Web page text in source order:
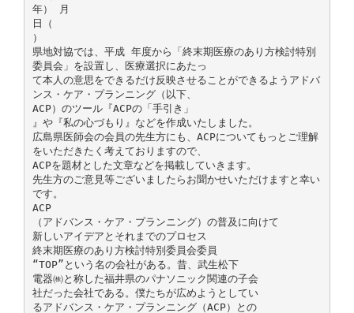
年） 月
日（
）
県地対協では、平成 年度から「終末期医療のあり方検討特別
委員会」を設置し、医療選択にあたっ
て本人の意思をできるだけ反映させることができるようアドバ
ンス・ケア・プランニング（以下、
ACP）のツール『ACPの「手引き」
』や『私の心づもり』などを作成いたしました。
広島県医師会の会員の先生方にも、ACPについてもっとご理解
をいただきたく考えておりますので、
ACPを題材とした文章などを掲載していきます。
先生方のご意見等ございましたらお聞かせいただけますと幸い
です。
ACP
（アドバンス・ケア・プランニング）の普及に向けて
新しいアイデアとそれまでのプロセス
終末期医療のあり方検討特別委員会委員
“TOP”という名の会社がある。昔、武生松下
電器㈱と称した福井県のパナソニック関連の子会
社だった会社である。僕たちが広めようとしてい
るアドバンス・ケア・プランニング（ACP）との